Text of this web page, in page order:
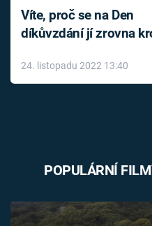
Víte, proč se na Den
díkůvzdání jí zrovna
24. listopadu 2022 13:40
POPULÁRNÍ